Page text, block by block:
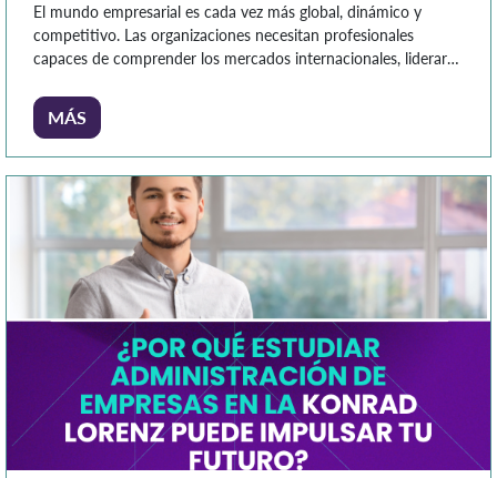
El mundo empresarial es cada vez más global, dinámico y
competitivo. Las organizaciones necesitan profesionales
capaces de comprender los mercados internacionales, liderar
en diferentes contextos culturales y económicos. En este
panorama, la Administración de Negocios Internacionales se
conectada con las […]
MÁS